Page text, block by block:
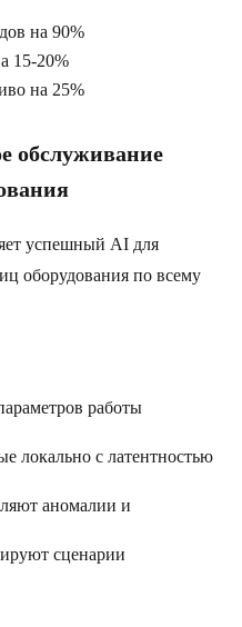
на 90%
15-20%
на 25%
обслуживание
успешный AI для
оборудования по всему
работы
локально с латентностью
аномалии и
сценарии